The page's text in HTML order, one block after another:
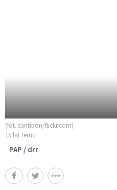
(fot. santibon/flickr.com)
15 lat temu
PAP / drr